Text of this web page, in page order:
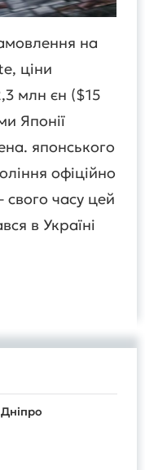
на
ціни
млн єн ($15
Японії
японського
офіційно
часу цей
в Україні